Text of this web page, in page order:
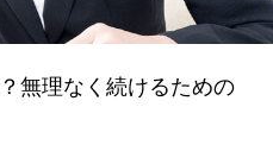
プロテインを飲めば筋
つく？実は多くの人が
いしていること
無理なく続けるための